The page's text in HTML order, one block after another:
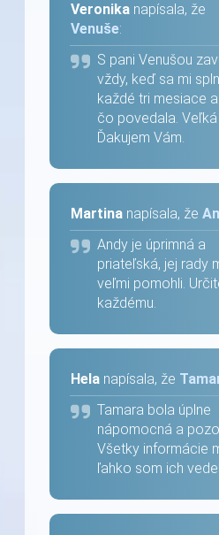
Veronika napísala, že
Venuše:
S pani Venušou
vždy, keď sa mi
každé tri mesiace
čo povedala.
Ďakujem Vám.
Martina napísala, že
Andy je úprimná a
priateľská, jej rady
veľmi pomohli.
každému.
Hela napísala, že
Tamara bola úplne
nápomocná a
Všetky informácie
ľahko som ich